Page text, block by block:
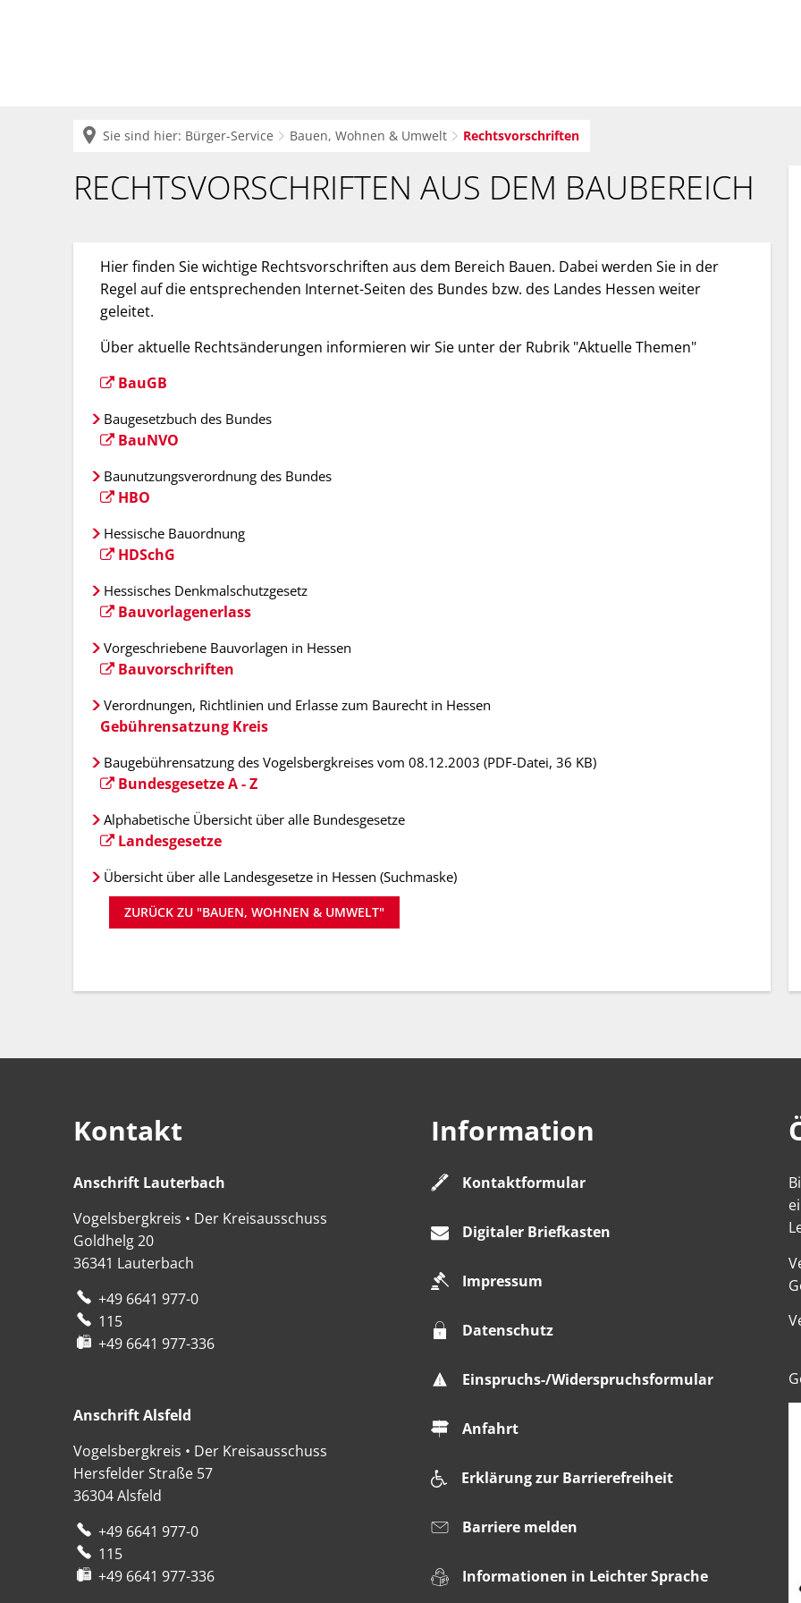
Sie sind hier: Bürger-Service Bauen, Wohnen & Umwelt Rechtsvorschriften
Rechtsvorschriften
RECHTSVORSCHRIFTEN AUS DEM BAUBEREICH
Hier finden Sie wichtige Rechtsvorschriften aus dem Bereich Bauen. Dabei werden Sie in der
Regel auf die entsprechenden Internet-Seiten des Bundes bzw. des Landes Hessen weiter
geleitet.
Über aktuelle Rechtsänderungen informieren wir Sie unter der Rubrik "Aktuelle Themen"
BauGB
Baugesetzbuch des Bundes
BauNVO
Baunutzungsverordnung des Bundes
HBO
Hessische Bauordnung
HDSchG
Hessisches Denkmalschutzgesetz
Bauvorlagenerlass
Vorgeschriebene Bauvorlagen in Hessen
Bauvorschriften
Verordnungen, Richtlinien und Erlasse zum Baurecht in Hessen
Gebührensatzung Kreis
Baugebührensatzung des Vogelsbergkreises vom 08.12.2003 (PDF-Datei, 36 KB)
Bundesgesetze A - Z
Alphabetische Übersicht über alle Bundesgesetze
Landesgesetze
Übersicht über alle Landesgesetze in Hessen (Suchmaske)
ZURÜCK ZU "BAUEN, WOHNEN & UMWELT"
Kontakt
Anschrift Lauterbach
Vogelsbergkreis • Der Kreisausschuss
Goldhelg 20
36341 Lauterbach
+49 6641 977-0
115
+49 6641 977-336
Anschrift Alsfeld
Vogelsbergkreis • Der Kreisausschuss
Hersfelder Straße 57
36304Alsfeld
+49 6641 977-0
115
+49 6641 977-336
Information
Kontaktformular
Digitaler Briefkasten
Impressum
Datenschutz
Einspruchs-/Widerspruchsformular
Anfahrt
Erklärung zur Barrierefreiheit
Barriere melden
Informationen in Leichter Sprache